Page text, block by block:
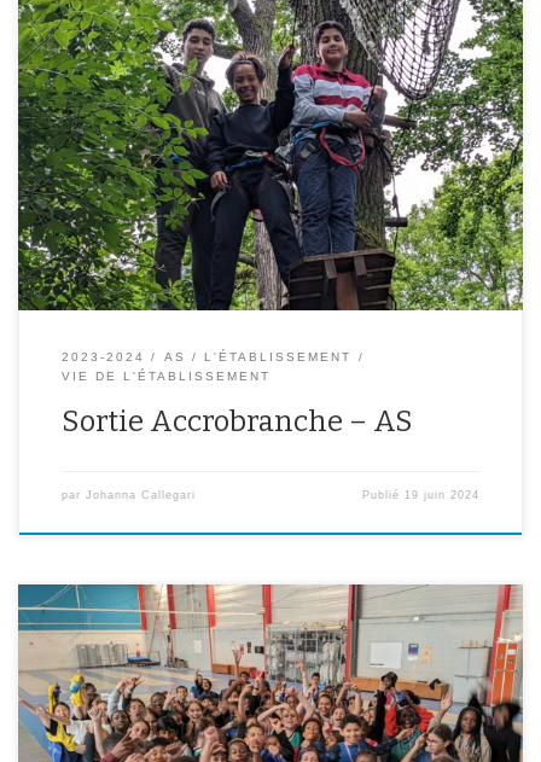
46 élèves de l’Association Sportive ont participé à la sortie de fin
d’année à l’accrobranche du parc floral de Vincennes. Certains ont
découvert l’activité en commençant par le parcours jaune,
d’autres déjà aguerris sont même allés jusqu’au parcours rouge à
10m de hauteur! Des photos sont disponibles ci-dessous.
2023-2024 AS
L'ÉTABLISSEMENT
VIE DE L'ÉTABLISSEMENT
Sortie Accrobranche – AS
par Johanna Callegari Publié 19 juin 2024
Une vingtaine d’élèves de chaque niveau de classe ont été
sélectionnés pour participer aux Olympiades des collèges et ainsi
défier leurs camarades d’autres collèges d’Ivry sous la forme de
rencontres et de découvertes sportives. Ils ont ainsi pu pratiquer le